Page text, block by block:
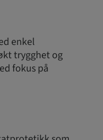
enkel
trygghet og
fokus på